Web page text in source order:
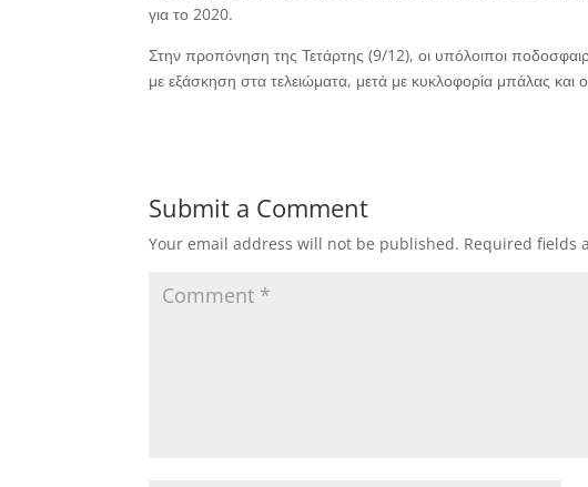
για το 2020.
Στην προπόνηση της Τετάρτης (9/12), οι υπόλοιποι
με εξάσκηση στα τελειώματα, μετά με κυκλοφορία μπάλας και
Submit a Comment
Your email address will not be published. Required fields